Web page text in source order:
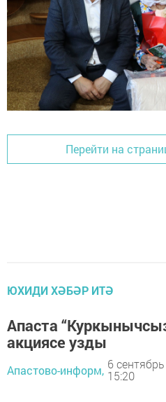
Перейти на
ЮХИДИ ХӘБӘР ИТӘ
Апаста
акциясе узды
Апастово-информ, 6
15:20